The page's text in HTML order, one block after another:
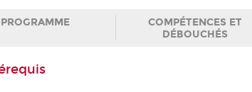
PROGRAMME
COMPÉTENCES ET
DÉBOUCHÉS